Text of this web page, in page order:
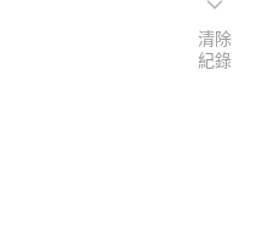
清除
紀錄